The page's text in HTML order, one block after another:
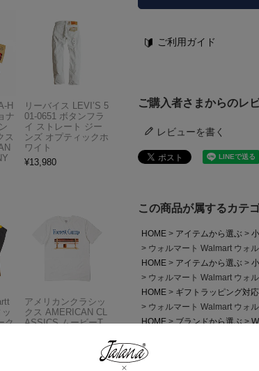
ご利用ガイド
ご購入者さまからのレ
レビューを書く
この商品が属するカテ
HOME アイテムから選ぶ
ウォルマート Walmart ウォ
HOME
アイテムから選ぶ
ウォルマート Walmart ウォ
HOME
ギフトラッピング対
ウォルマート Walmart ウォ
HOME
ブランドから選ぶ W
ウォルマート Walmart ウォ
HOME
ウォルマート Walmart ウォ
H
ナ
ス
リーバイス LEVI’S 5
01-0651 ボタンフラ
イ ストレート ジー
ンズ オプティックホ
ワイト
¥13,980
ク
アメリカンクラシッ
クス AMERICAN CL
ASSICS ムービーT